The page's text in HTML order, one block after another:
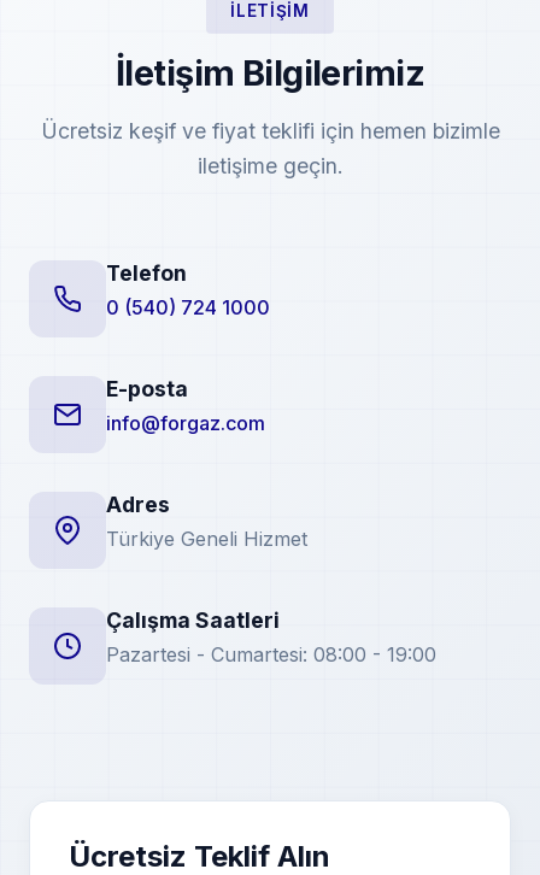
İLETIŞIM
İletişim Bilgilerimiz
Ücretsiz keşif ve fiyat teklifi için hemen bizimle
iletişime geçin.
Telefon
0 (540) 724 1000
E-posta
info@forgaz.com
Adres
Türkiye Geneli Hizmet
Çalışma Saatleri
Pazartesi - Cumartesi: 08:00 - 19:00
Ücretsiz Teklif Alın